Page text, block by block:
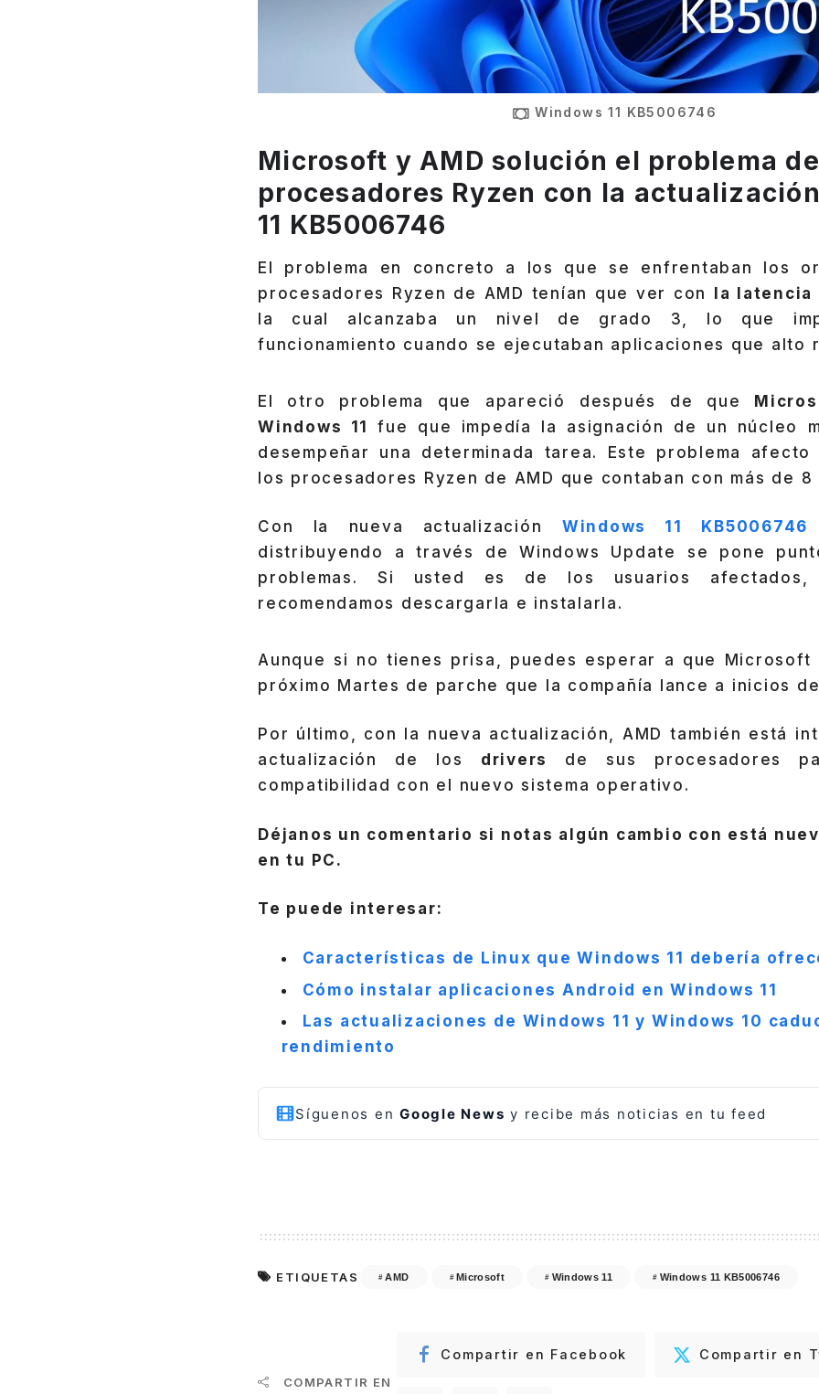
Windows 11 KB5006746
Microsoft y AMD solución el problema
procesadores Ryzen con la
11 KB5006746
El problema en concreto a los que se enfrentaban los
procesadores Ryzen de AMD tenían que ver con
la
la cual alcanzaba un nivel de grado 3, lo que
funcionamiento cuando se ejecutaban aplicaciones que alto
El otro problema que apareció después de que
Windows 11
fue que impedía la asignación de un núcleo
desempeñar una determinada tarea. Este problema
los procesadores Ryzen de AMD que contaban con más de 8
Con la nueva actualización Windows 11 KB5006746
distribuyendo a través de Windows Update se pone
problemas. Si usted es de los usuarios
recomendamos descargarla e instalarla.
Aunque si no tienes prisa, puedes esperar a que
próximo Martes de parche que la compañía lance a inicios
Por último, con la nueva actualización, AMD también está
actualización de los drivers
de sus procesadores
compatibilidad con el nuevo sistema operativo.
Déjanos un comentario si notas algún cambio con está
en tu PC.
Te puede interesar:
Características de Linux que Windows 11 debería
Cómo instalar aplicaciones Android en Windows 11
Las actualizaciones de Windows 11 y Windows 10
rendimiento
Síguenos en Google News y recibe más noticias en tu feed
ETIQUETAS AMD Microsoft Windows 11 Windows 11 KB5006746
COMPARTIR EN
Compartir en Facebook Compartir en